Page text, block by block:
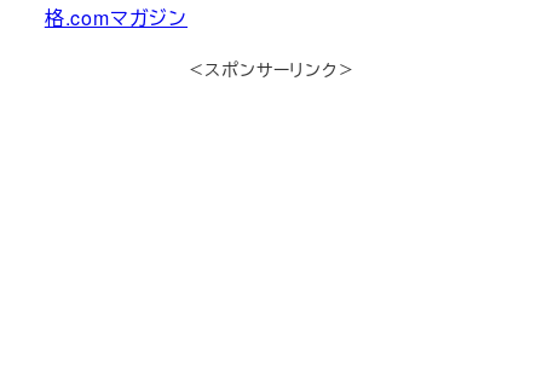
格.comマガジン
＜スポンサーリンク＞